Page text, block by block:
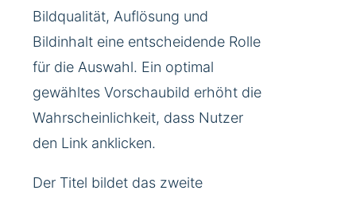
Bildqualität, Auflösung und
Bildinhalt eine entscheidende Rolle
für die Auswahl. Ein optimal
gewähltes Vorschaubild erhöht die
Wahrscheinlichkeit, dass Nutzer
den Link anklicken.
Der Titel bildet das zweite